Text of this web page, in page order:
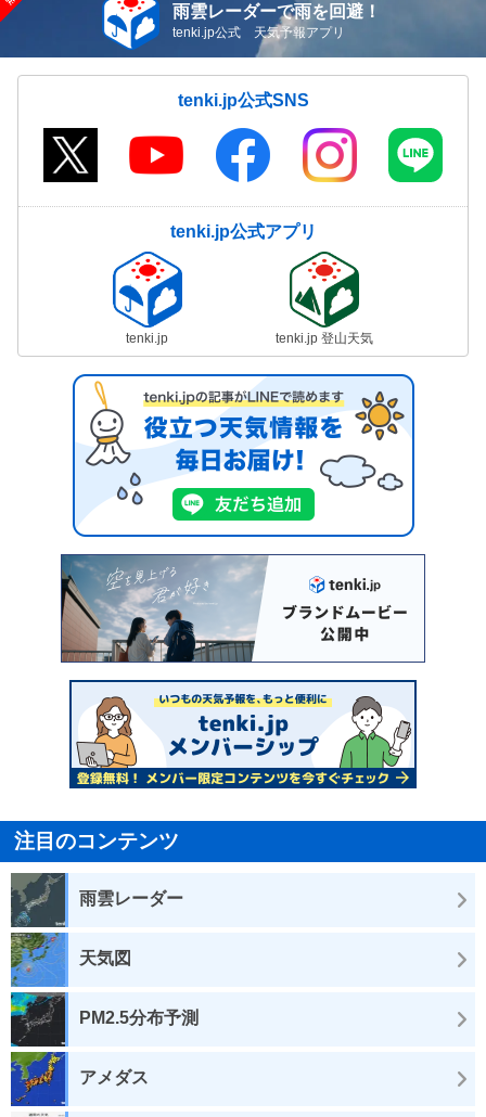
雨雲レーダーで雨を回避！
tenki.jp公式 天気予報アプリ
tenki.jp公式SNS
tenki.jp公式アプリ
tenki.jp tenki.jp 登山天気
注目のコンテンツ
雨雲レーダー
天気図
PM2.5分布予測
アメダス